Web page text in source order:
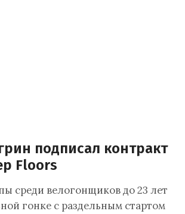
подписал контракт
Floors
среди велогонщиков до 23 лет
гонке с раздельным стартом